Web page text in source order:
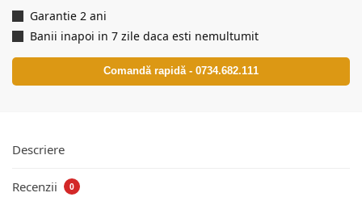
Garantie 2 ani
Banii inapoi in 7 zile daca esti nemultumit
Comandă rapidă - 0734.682.111
Descriere
Recenzii 0